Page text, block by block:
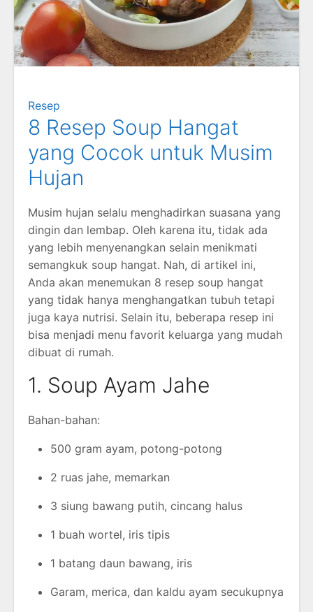
Resep
8 Resep Soup Hangat
yang Cocok untuk Musim
Hujan
Musim hujan selalu menghadirkan suasana yang
dingin dan lembap. Oleh karena itu, tidak ada
yang lebih menyenangkan selain menikmati
semangkuk soup hangat. Nah, di artikel ini,
Anda akan menemukan 8 resep soup hangat
yang tidak hanya menghangatkan tubuh tetapi
juga kaya nutrisi. Selain itu, beberapa resep ini
bisa menjadi menu favorit keluarga yang mudah
dibuat di rumah.
1. Soup Ayam Jahe
Bahan-bahan:
500 gram ayam, potong-potong
2 ruas jahe, memarkan
3 siung bawang putih, cincang halus
1 buah wortel, iris tipis
1 batang daun bawang, iris
Garam, merica, dan kaldu ayam secukupnya